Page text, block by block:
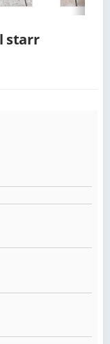
starr